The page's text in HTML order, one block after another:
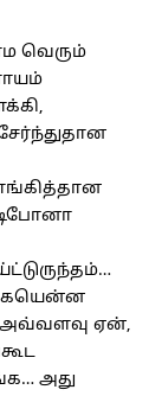
வெரும்
அவ்வளவு ஏன்,
அது